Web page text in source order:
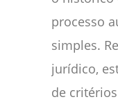
processo
simples.
jurídico,
de